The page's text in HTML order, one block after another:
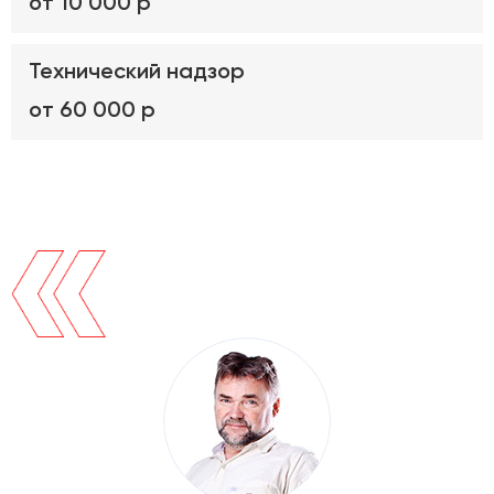
от 10 000 р
Технический надзор
от 60 000 р